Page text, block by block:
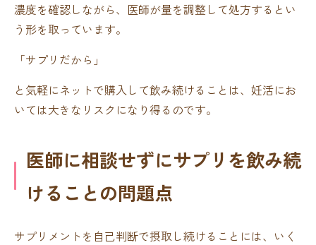
濃度を確認しながら、医師が量を調整して処方するとい
う形を取っています。
「サプリだから」
と気軽にネットで購入して飲み続けることは、妊活にお
いては大きなリスクになり得るのです。
医師に相談せずにサプリを飲み続
けることの問題点
サプリメントを自己判断で摂取し続けることには、いく